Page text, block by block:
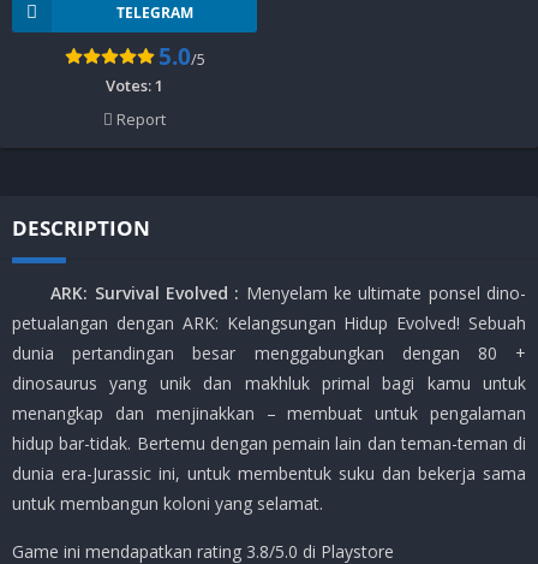
TELEGRAM
5.0/5
Votes:1
Report
DESCRIPTION
ARK: Survival Evolved : Menyelam ke ultimate ponsel dino-
petualangan dengan ARK: Kelangsungan Hidup Evolved! Sebuah
dunia pertandingan besar menggabungkan dengan 80 +
dinosaurus yang unik dan makhluk primal bagi kamu untuk
menangkap dan menjinakkan – membuat untuk pengalaman
hidup bar-tidak. Bertemu dengan pemain lain dan teman-teman di
dunia era-Jurassic ini, untuk membentuk suku dan bekerja sama
untuk membangun koloni yang selamat.
Game ini mendapatkan rating 3.8/5.0 di Playstore